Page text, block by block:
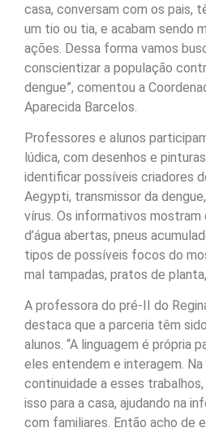
casa, conversam com os pais,
um tio ou tia, e acabam sendo
ações. Dessa forma vamos
conscientizar a população
dengue”, comentou a
Aparecida Barcelos.
Professores e alunos
lúdica, com desenhos e
identificar possíveis criadores
Aegypti, transmissor da
vírus. Os informativos mostram
d’água abertas, pneus
tipos de possíveis focos do
mal tampadas, pratos de
A professora do pré-II do
destaca que a parceria têm
alunos. “A linguagem é própria
eles entendem e interagem.
continuidade a esses
isso para a casa, ajudando na
com familiares. Então acho de